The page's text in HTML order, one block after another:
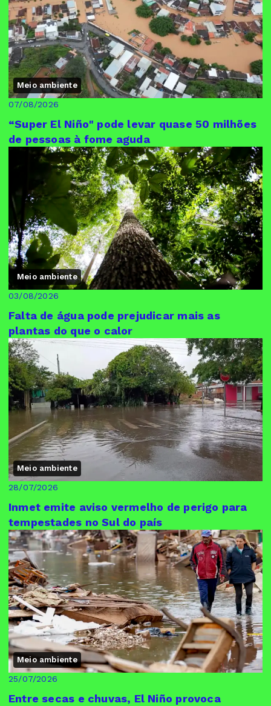
Meio ambiente
07/08/2026
“Super El Niño" pode levar quase 50 milhões
de pessoas à fome aguda
Meio ambiente
03/08/2026
Falta de água pode prejudicar mais as
plantas do que o calor
Meio ambiente
28/07/2026
Inmet emite aviso vermelho de perigo para
tempestades no Sul do país
Meio ambiente
25/07/2026
Entre secas e chuvas, El Niño provoca